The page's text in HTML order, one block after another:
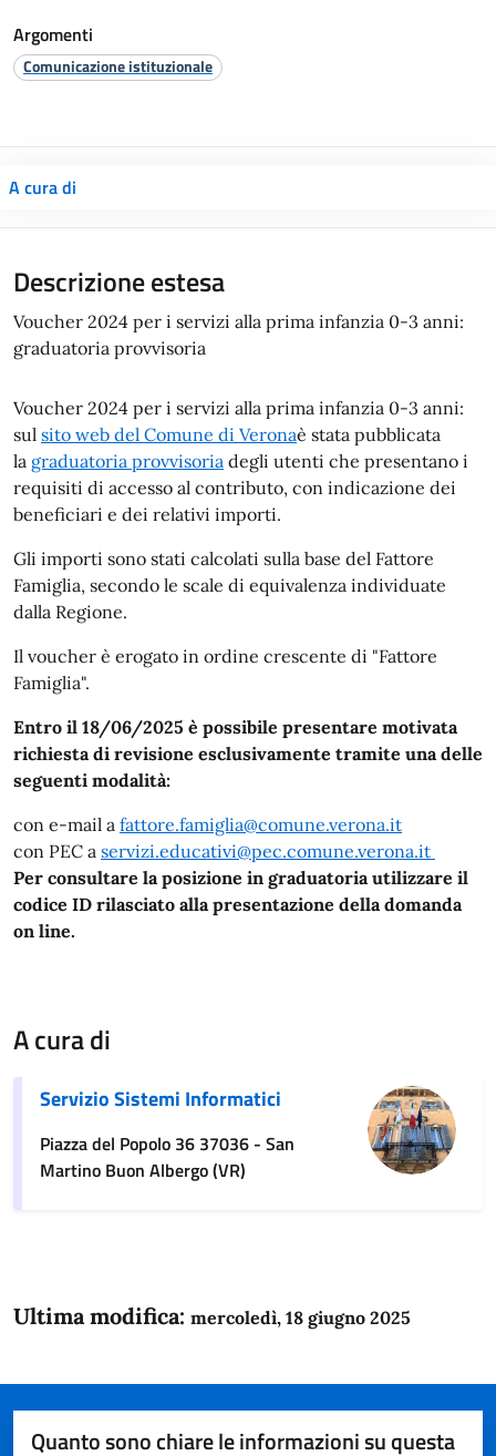
Argomenti
Comunicazione istituzionale
A cura di
Descrizione estesa
Voucher 2024 per i servizi alla prima infanzia 0-3 anni:
graduatoria provvisoria
Voucher 2024 per i servizi alla prima infanzia 0-3 anni:
sul sito web del Comune di Veronaè stata pubblicata
la graduatoria provvisoria degli utenti che presentano i
requisiti di accesso al contributo, con indicazione dei
beneficiari e dei relativi importi.
Gli importi sono stati calcolati sulla base del Fattore
Famiglia, secondo le scale di equivalenza individuate
dalla Regione.
Il voucher è erogato in ordine crescente di "Fattore
Famiglia".
Entro il 18/06/2025 è possibile presentare motivata
richiesta di revisione esclusivamente tramite una delle
seguenti modalità:
con e-mail a fattore.famiglia@comune.verona.it
con PEC a servizi.educativi@pec.comune.verona.it
Per consultare la posizione in graduatoria utilizzare il
codice ID rilasciato alla presentazione della domanda
on line.
A cura di
Servizio Sistemi Informatici
Piazza del Popolo 36 37036 - San
Martino Buon Albergo (VR)
Ultima modifica: mercoledì, 18 giugno 2025
Quanto sono chiare le informazioni su questa